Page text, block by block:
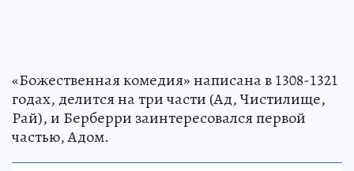
«Божественная комедия» написана в 1308-1321
годах, делится на три части (Ад, Чистилище,
Рай), и Берберри заинтересовался первой
частью, Адом.